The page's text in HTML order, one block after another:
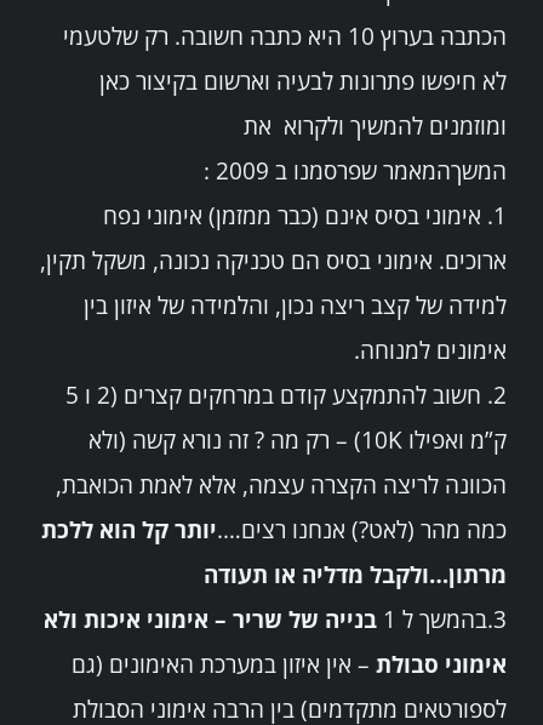
Search
הכתבה בערוץ 10 היא כתבה חשובה. רק שלטעמי
לא חיפשו פתרונות לבעיה וארשום בקיצור כאן
ומוזמנים להמשיך ולקרוא את
המשךהמאמר שפרסמנו ב 2009 :
1. אימוני בסיס אינם (כבר ממזמן) אימוני נפח
ארוכים. אימוני בסיס הם טכניקה נכונה, משקל תקין,
למידה של קצב ריצה נכון, והלמידה של איזון בין
אימונים למנוחה.
2. חשוב להתמקצע קודם במרחקים קצרים (2 ו 5
ק”מ ואפילו 10K) – רק מה ? זה נורא קשה (ולא
הכוונה לריצה הקצרה עצמה, אלא לאמת הכואבת,
כמה מהר (לאט?) אנחנו רצים….יותר קל הוא ללכת
מרתון…ולקבל מדליה או תעודה
3.בהמשך ל 1
בנייה של שריר – אימוני איכות ולא
אימוני סבולת– אין איזון במערכת האימונים (גם
לספורטאים מתקדמים) בין הרבה אימוני הסבולת